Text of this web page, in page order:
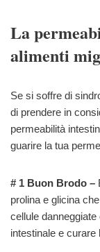
La
alimenti
Se si soffre di
di prendere in
permeabilità
guarire la tua
# 1 Buon Brodo –
prolina e glicina
cellule
intestinale e curare